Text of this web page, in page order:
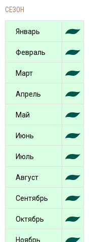
СЕЗОН
Январь
Февраль
Март
Апрель
Май
Июнь
Июль
Август
Сентябрь
Октябрь
Ноябрь